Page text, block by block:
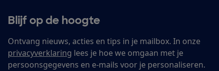
Blijf op de hoogte
Ontvang nieuws, acties en tips in je mailbox. In onze
privacyverklaring lees je hoe we omgaan met je
persoonsgegevens en e-mails voor je personaliseren.